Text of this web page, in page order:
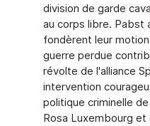
division de garde
au corps libre. Pabst
fondèrent leur
guerre perdue
révolte de l'alliance
intervention
politique criminelle
Rosa Luxembourg